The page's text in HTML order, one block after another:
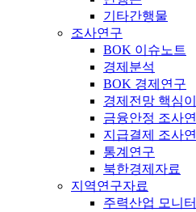
기타간행물
조사연구
BOK 이슈노트
경제분석
BOK 경제연구
경제전망 핵심
금융안정 조사
지급결제 조사
통계연구
북한경제자료
지역연구자료
주력산업 모니